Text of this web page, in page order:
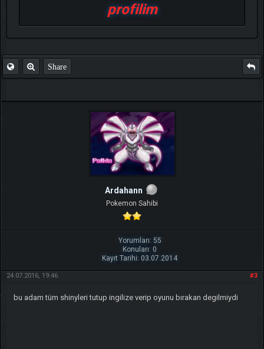
profilim
Share
Ardahann
Pokemon Sahibi
Yorumları: 55
Konuları: 0
Kayıt Tarihi: 03.07.2014
#3
24.07.2016, 19:46
bu adam tüm shinyleri tutup ingilize verip oyunu bırakan degilmiydi